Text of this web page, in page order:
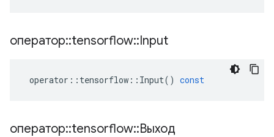
оператор::tensorflow::Input
operator :: tensorflow :: Input() const
оператор::tensorflow::Выход